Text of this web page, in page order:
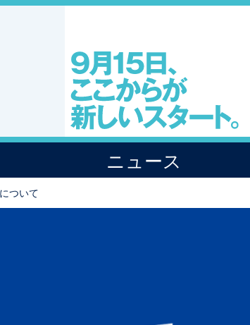
ニュース
ついて